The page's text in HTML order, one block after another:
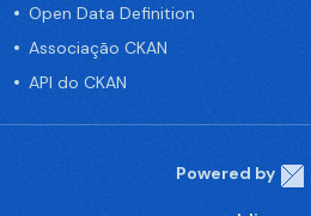
Open Data Definition
Associação CKAN
API do CKAN
Powered by